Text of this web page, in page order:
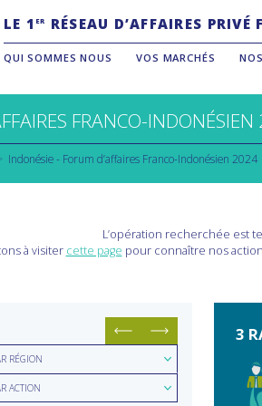
LE 1 ER RÉSEAU D’AFFAIRES
QUI SOMMES NOUS VOS MARCHÉS
FRANCO-
Indonésie - Forum d’affaires Franco-Indonésien 2024
L’opération recherchée est
à visiter cette page pour connaître nos
RÉGION
ACTION
3